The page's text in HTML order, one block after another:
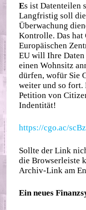
Es ist Datenteilen
Langfristig soll
Überwachung
Kontrolle. Das hat
Europäischen
EU will Ihre Daten
einen Wohnsitz
dürfen, wofür Sie
weiter und so fort.
Petition von
Indentität!
https://cgo.ac/
Sollte der Link
die Browserleiste
Archiv-Link am
Ein neues